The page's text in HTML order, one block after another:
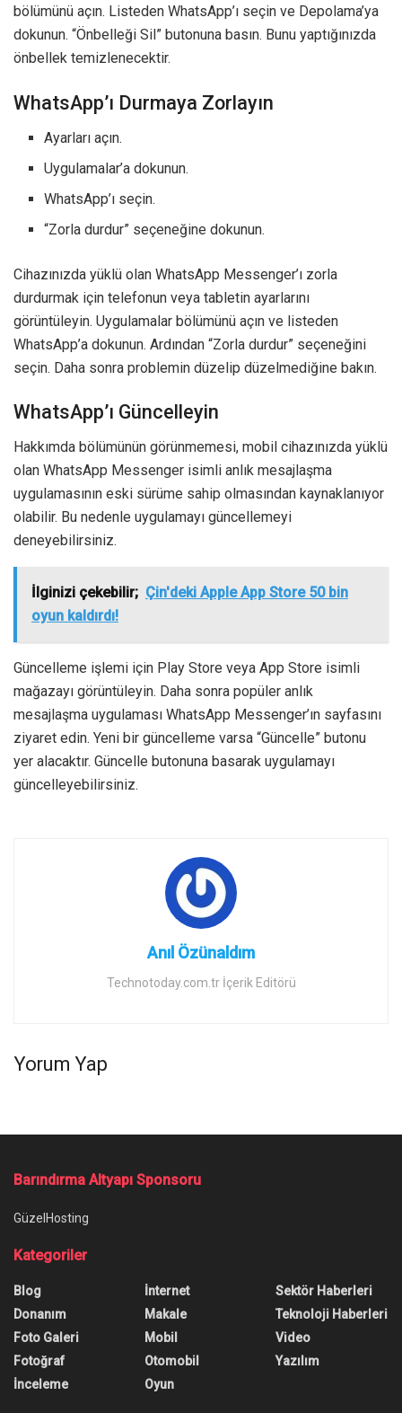
bölümünü açın. Listeden WhatsApp’ı seçin ve Depolama’ya
dokunun. “Önbelleği Sil” butonuna basın. Bunu yaptığınızda
önbellek temizlenecektir.
WhatsApp’ı Durmaya Zorlayın
Ayarları açın.
Uygulamalar’a dokunun.
WhatsApp’ı seçin.
“Zorla durdur” seçeneğine dokunun.
Cihazınızda yüklü olan WhatsApp Messenger’ı zorla
durdurmak için telefonun veya tabletin ayarlarını
görüntüleyin. Uygulamalar bölümünü açın ve listeden
WhatsApp’a dokunun. Ardından “Zorla durdur” seçeneğini
seçin. Daha sonra problemin düzelip düzelmediğine bakın.
WhatsApp’ı Güncelleyin
Hakkımda bölümünün görünmemesi, mobil cihazınızda yüklü
olan WhatsApp Messenger isimli anlık mesajlaşma
uygulamasının eski sürüme sahip olmasından kaynaklanıyor
olabilir. Bu nedenle uygulamayı güncellemeyi
deneyebilirsiniz.
İlginizi çekebilir; Çin'deki Apple App Store 50 bin
oyun kaldırdı!
Güncelleme işlemi için Play Store veya App Store isimli
mağazayı görüntüleyin. Daha sonra popüler anlık
mesajlaşma uygulaması WhatsApp Messenger’ın sayfasını
ziyaret edin. Yeni bir güncelleme varsa “Güncelle” butonu
yer alacaktır. Güncelle butonuna basarak uygulamayı
güncelleyebilirsiniz.
Anıl Özünaldım
Technotoday.com.tr İçerik Editörü
Yorum Yap
Barındırma Altyapı Sponsoru
GüzelHosting
Kategoriler
Blog
Donanım
Foto Galeri
Fotoğraf
İnceleme
İnternet
Makale
Mobil
Otomobil
Oyun
Sektör Haberleri
Teknoloji Haberleri
Video
Yazılım